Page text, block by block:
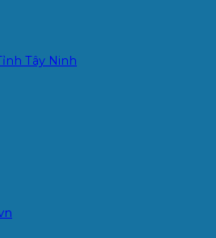
Tây Ninh